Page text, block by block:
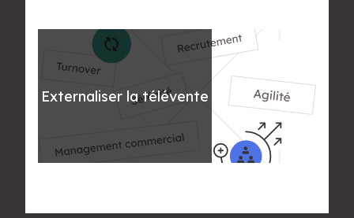
Externaliser la télévente